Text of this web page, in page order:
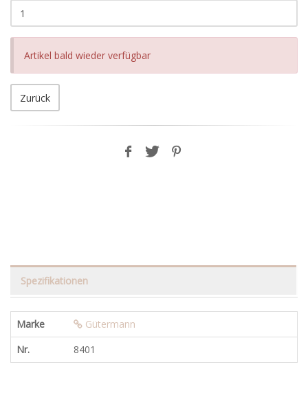
Artikel bald wieder verfügbar
Zurück
Spezifikationen
Marke
Gütermann
Nr.
8401